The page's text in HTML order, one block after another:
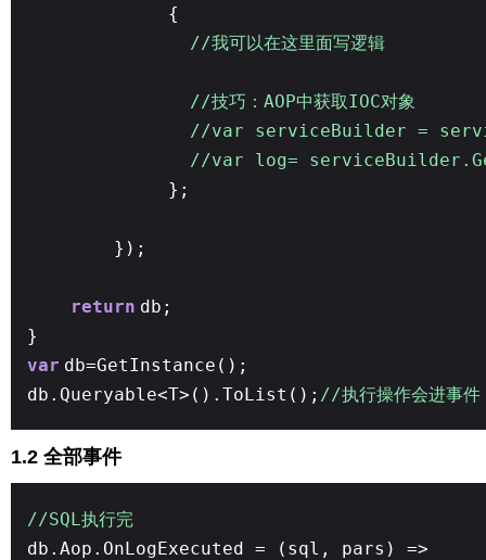
{
//我可以在这里面写逻辑
//技巧：AOP中获取IOC对象
//var serviceBuilder =
//var log=
};
});
return db;
}
var db=GetInstance();
db.Queryable<T>().ToList(); //执行操作会进事件
1.2 全部事件
//SQL执行完
db.Aop.OnLogExecuted = (sql, pars) =>